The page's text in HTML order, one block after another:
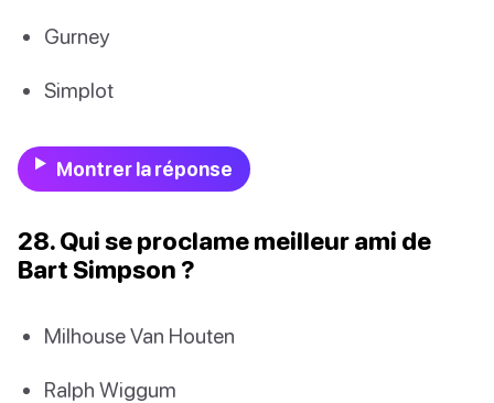
Gurney
Simplot
Montrer la réponse
28. Qui se proclame meilleur ami de
Bart Simpson ?
Milhouse Van Houten
Ralph Wiggum